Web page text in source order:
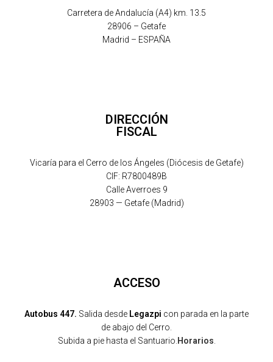
Carretera de Andalucía (A4) km. 13.5
28906 – Getafe
Madrid – ESPAÑA
DIRECCIÓN
FISCAL
Vicaría para el Cerro de los Ángeles (Diócesis de Getafe)
CIF: R7800489B
Calle Averroes 9
28903 — Getafe (Madrid)
ACCESO
Autobus 447. Salida desde Legazpi con parada en la parte
de abajo del Cerro.
Subida a pie hasta el Santuario. Horarios